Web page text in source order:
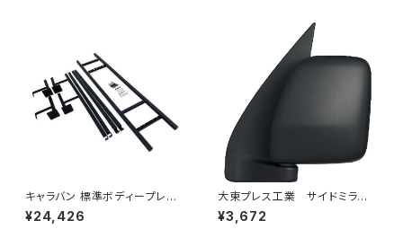
キャラバン 標準ボディープレミ
アムＧＸ/ＧＸライダ～用ベッドキ
ットフレーム GZ100-1
¥24,426
大東プレス工業 サイドミラー/
バックミラーダイハツ ハイゼッ
トカーゴ 左 06年～ DI-64
¥3,672